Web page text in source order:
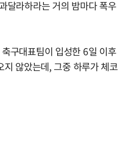
달라하라는 거의 밤마다 폭우
구대표팀이 입성한 6일 이후
지 않았는데, 그중 하루가 체코